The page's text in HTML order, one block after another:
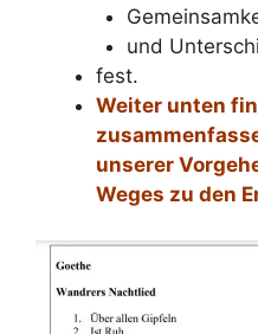
und
fest.
Weiter unten
unserer
Weges zu den